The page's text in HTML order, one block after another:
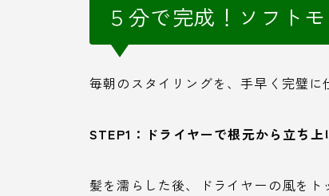
５分で完成！ソフト
毎朝のスタイリングを、手早く完璧に
STEP1：ドライヤーで根元から立ち上
髪を濡らした後、ドライヤーの風を